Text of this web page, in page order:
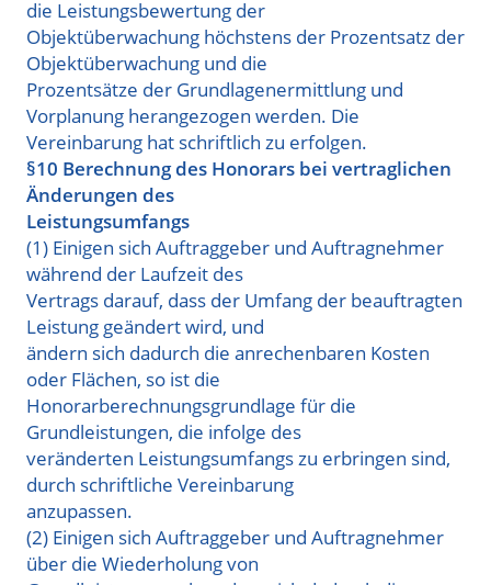
die Leistungsbewertung der
Objektüberwachung höchstens der Prozentsatz der
Objektüberwachung und die
Prozentsätze der Grundlagenermittlung und
Vorplanung herangezogen werden. Die
Vereinbarung hat schriftlich zu erfolgen.
§10 Berechnung des Honorars bei vertraglichen
Änderungen des
Leistungsumfangs
(1) Einigen sich Auftraggeber und Auftragnehmer
während der Laufzeit des
Vertrags darauf, dass der Umfang der beauftragten
Leistung geändert wird, und
ändern sich dadurch die anrechenbaren Kosten
oder Flächen, so ist die
Honorarberechnungsgrundlage für die
Grundleistungen, die infolge des
veränderten Leistungsumfangs zu erbringen sind,
durch schriftliche Vereinbarung
anzupassen.
(2) Einigen sich Auftraggeber und Auftragnehmer
über die Wiederholung von